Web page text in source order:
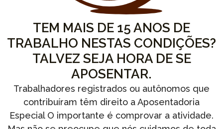
TEM MAIS DE 15 ANOS DE
TRABALHO NESTAS CONDIÇÕES?
TALVEZ SEJA HORA DE SE
APOSENTAR.
Trabalhadores registrados ou autônomos que
contribuíram têm direito a Aposentadoria
Especial O importante é comprovar a atividade.